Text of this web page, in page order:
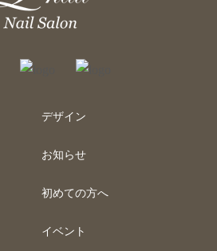
デザイン
お知らせ
初めての方へ
イベント